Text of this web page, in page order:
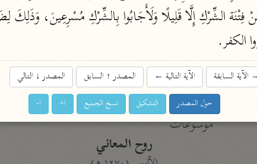
نحو ١١ مجلدًا
نحو ٣ مجلدات
موسوعات
روح المعاني
الكفر.
الآية السابقة الآية التالية ← المصدر↑السابق المصدر↓التالي
حول المصدر التشكيل نسخ الجميع ا+ ا-